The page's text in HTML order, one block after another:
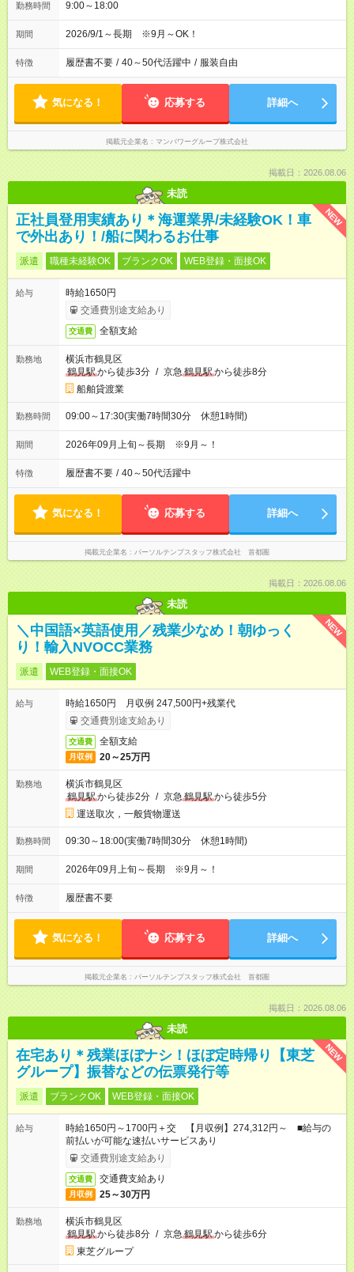
勤務時間 9:00～18:00
期間 2026/9/1～長期 ※9月～OK！
特徴 履歴書不要 / 40～50代活躍中 / 服装自由
気になる！ 応募する 詳細へ
掲載元企業名 マンパワーグループ株式会社
掲載日：2026.08.06
未読
NEW
正社員登用実績あり＊海運業界/未経験OK！車
で外出あり！/船に関わるお仕事
派遣 職種未経験OK ブランクOK WEB登録・面接OK
給与
時給1650円
交通費別途支給あり
交通費 全額支給
勤務地
横浜市鶴見区
鶴見駅から徒歩3分 / 京急 鶴見駅から徒歩8分
船舶貸渡業
勤務時間 09:00～17:30(実働7時間30分 休憩1時間)
期間 2026年09月上旬～長期 ※9月～！
特徴 履歴書不要 / 40～50代活躍中
気になる！ 応募する 詳細へ
掲載元企業名 パーソルテンプスタッフ株式会社 首都圏
掲載日：2026.08.06
未読
NEW
＼中国語×英語使用／残業少なめ！朝ゆっく
り！輸入NVOCC業務
派遣 WEB登録・面接OK
給与
時給1650円 月収例 247,500円+残業代
交通費別途支給あり
交通費 全額支給
月収例 20～25万円
勤務地
横浜市鶴見区
鶴見駅から徒歩2分 / 京急 鶴見駅から徒歩5分
運送取次，一般貨物運送
勤務時間 09:30～18:00(実働7時間30分 休憩1時間)
期間 2026年09月上旬～長期 ※9月～！
特徴 履歴書不要
気になる！ 応募する 詳細へ
掲載元企業名 パーソルテンプスタッフ株式会社 首都圏
掲載日：2026.08.06
未読
NEW
在宅あり＊残業ほぼナシ！ほぼ定時帰り【東芝
グループ】振替などの伝票発行等
派遣 ブランクOK WEB登録・面接OK
給与
時給1650円～1700円＋交 【月収例】274,312円～ ■給与の
前払いが可能な速払いサービスあり
交通費別途支給あり
交通費 交通費支給あり
月収例 25～30万円
勤務地
横浜市鶴見区
鶴見駅から徒歩8分 / 京急 鶴見駅から徒歩6分
東芝グループ